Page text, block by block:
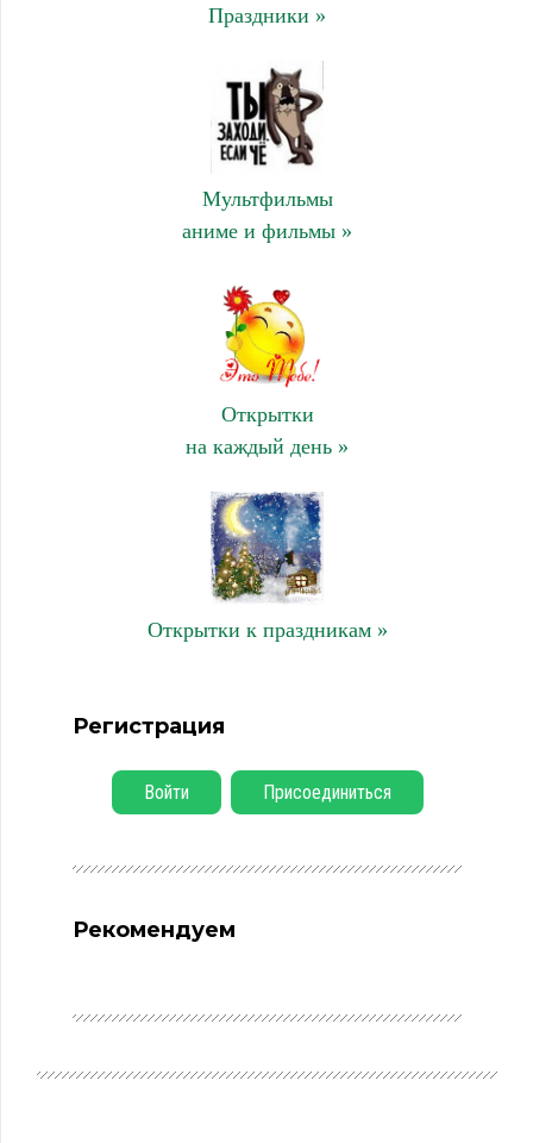
Праздники »
Мультфильмы
аниме и фильмы »
Открытки
на каждый день »
Открытки к праздникам »
Регистрация
Войти Присоединиться
Рекомендуем